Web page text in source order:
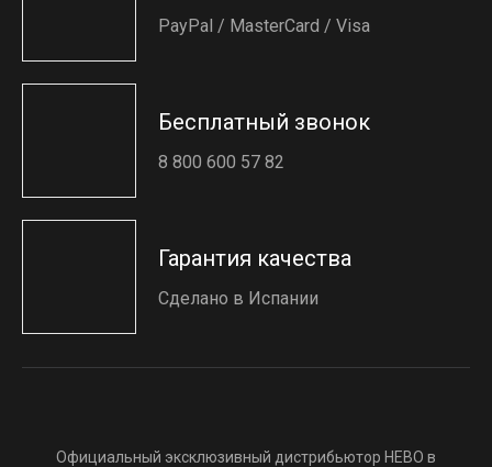
PayPal / MasterCard / Visa
Бесплатный звонок
8 800 600 57 82
Гарантия качества
Сделано в Испании
Официальный эксклюзивный дистрибьютор HEBO в